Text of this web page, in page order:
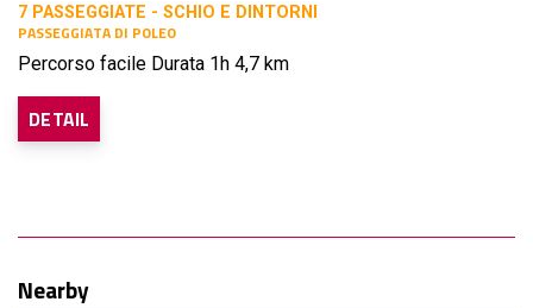
7 PASSEGGIATE - SCHIO E DINTORNI
PASSEGGIATA DI POLEO
Percorso facile Durata 1h 4,7 km
DETAIL
Nearby